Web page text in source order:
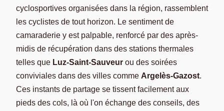
cyclosportives organisées dans la région, rassemblent
les cyclistes de tout horizon. Le sentiment de
camaraderie y est palpable, renforcé par des après-
midis de récupération dans des stations thermales
telles que Luz-Saint-Sauveur ou des soirées
conviviales dans des villes comme Argelès-Gazost.
Ces instants de partage se tissent facilement aux
pieds des cols, là où l'on échange des conseils, des